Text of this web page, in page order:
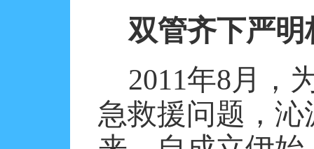
双管齐下严明
2011年8月，
急救援问题，